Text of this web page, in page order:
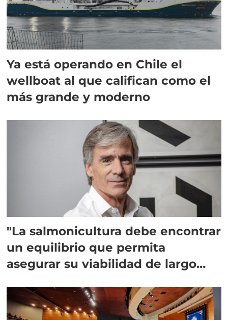
Ya está operando en Chile el
wellboat al que califican como el
más grande y moderno
"La salmonicultura debe encontrar
un equilibrio que permita
asegurar su viabilidad de largo